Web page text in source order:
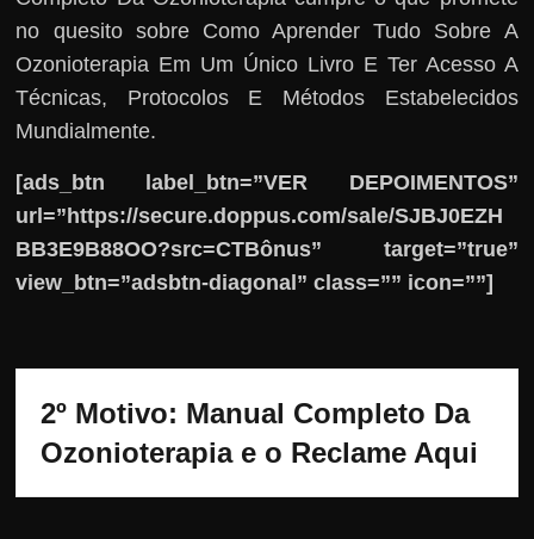
no quesito sobre Como Aprender Tudo Sobre A
Ozonioterapia Em Um Único Livro E Ter Acesso A
Técnicas, Protocolos E Métodos Estabelecidos
Mundialmente.
[ads_btn label_btn=”VER DEPOIMENTOS”
url=”https://secure.doppus.com/sale/SJBJ0EZH
BB3E9B88OO?src=CTBônus” target=”true”
view_btn=”adsbtn-diagonal” class=”” icon=””]
2º Motivo: Manual Completo Da
Ozonioterapia e o Reclame Aqui